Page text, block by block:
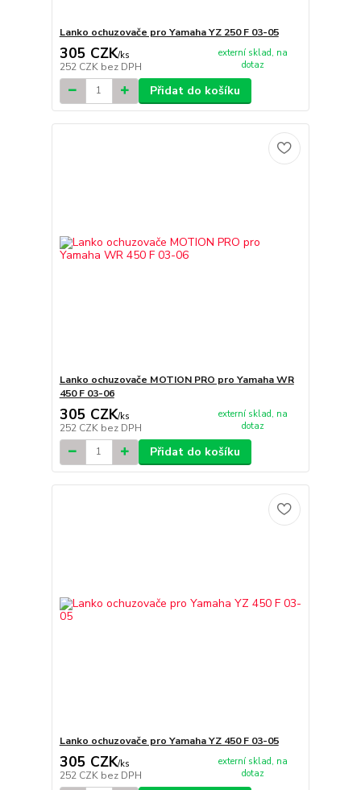
Lanko ochuzovače pro Yamaha YZ 250 F 03-05
305 CZK/ks
252 CZK bez DPH
externí sklad, na
dotaz
Přidat do košíku
Lanko ochuzovače MOTION PRO pro Yamaha WR
450 F 03-06
305 CZK/ks
252 CZK bez DPH
externí sklad, na
dotaz
Přidat do košíku
Lanko ochuzovače pro Yamaha YZ 450 F 03-05
305 CZK/ks
252 CZK bez DPH
externí sklad, na
dotaz